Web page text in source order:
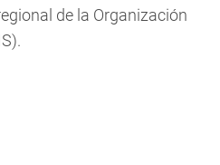
de la Organización